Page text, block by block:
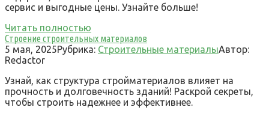
сервис и выгодные цены. Узнайте больше!
Читать полностью
Строение строительных материалов
5 мая, 2025Рубрика: Строительные материалыАвтор:
Redactor
Узнай, как структура стройматериалов влияет на
прочность и долговечность зданий! Раскрой секреты,
чтобы строить надежнее и эффективнее.